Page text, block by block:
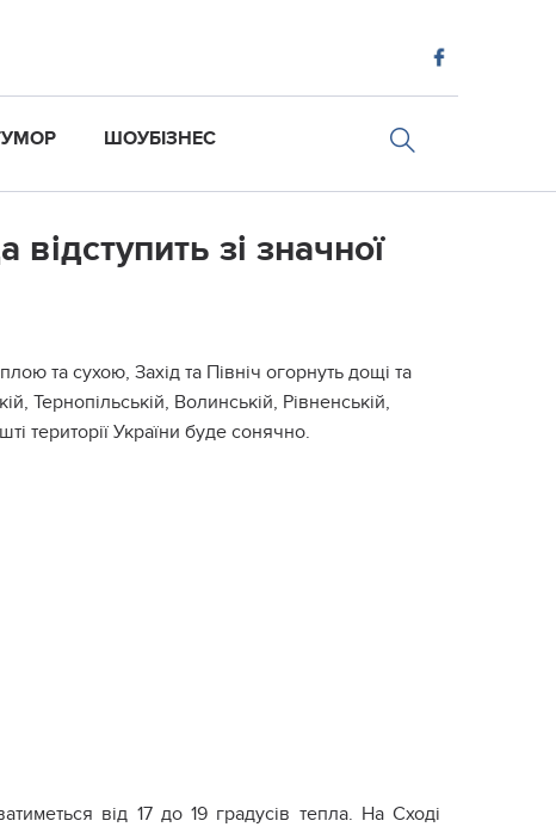
ШОУБІЗНЕС
зі значної
та сухою, Захід та Північ огорнуть дощі та
Тернопільській, Волинській, Рівненській,
території України буде сонячно.
від 17 до 19 градусів тепла. На Сході